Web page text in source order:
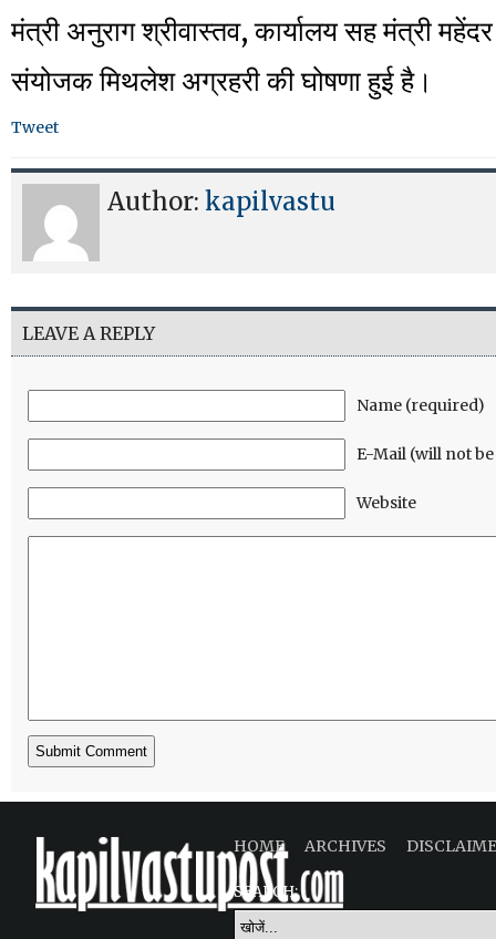
मंत्री अनुराग श्रीवास्तव, कार्यालय सह मंत्री
संयोजक मिथलेश अग्रहरी की घोषणा हुई है।
Tweet
Author: kapilvastu
LEAVE A REPLY
Name (required)
E-Mail (will not
Website
HOME ARCHIVES
SEARCH: